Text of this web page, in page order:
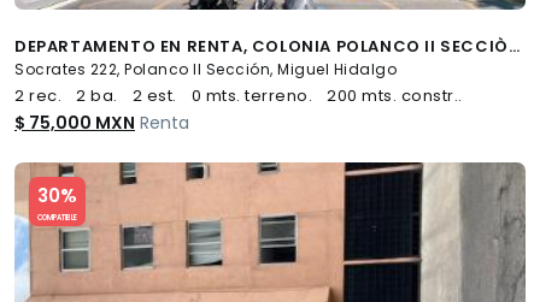
DEPARTAMENTO EN RENTA, COLONIA POLANCO II SECCIÒN. MIGUEL HIDALGO
Socrates 222, Polanco II Sección, Miguel Hidalgo
2 rec. 2 ba. 2 est. 0 mts. terreno. 200 mts. constr..
$ 75,000 MXN Renta
30%
COMPATIBLE
Slide 1 of 5